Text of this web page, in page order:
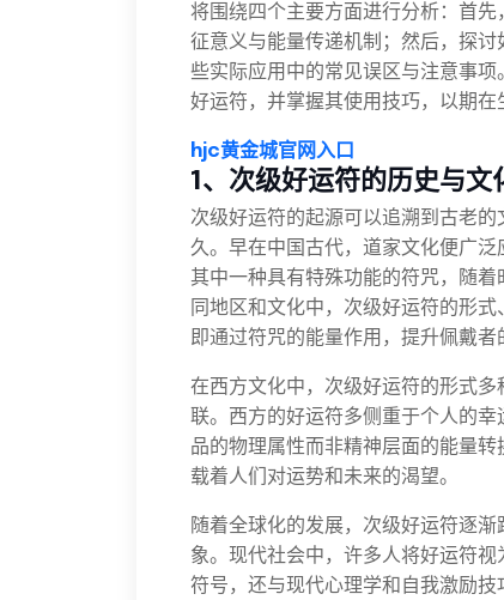
将围绕四个主要方面进行分析：首
征意义与能量传递机制；然后，探
些实际应用中的常见误区与注意事
好运符，并掌握其使用技巧，以期在
hjc黄金城官网入口
1、次级好运符的历史与文
次级好运符的起源可以追溯到古老
久。早在中国古代，道家文化便广
其中一种具有特殊功能的符咒，随
同地区和文化中，次级好运符的形
即通过符咒的能量作用，提升佩戴者
在西方文化中，次级好运符的形式
联。西方的好运符多侧重于个人的
品的物理属性而非精神层面的能量
载着人们对运势和未来的渴望。
随着全球化的发展，次级好运符逐
象。现代社会中，许多人将好运符
符号，还与现代心理学和自我激励技